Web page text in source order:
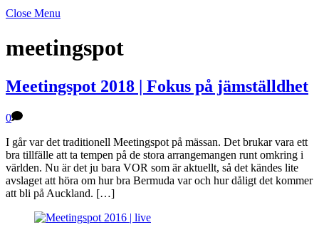
Close Menu
meetingspot
Meetingspot 2018 | Fokus på jämställdhet
0
I går var det traditionell Meetingspot på mässan. Det brukar vara ett
bra tillfälle att ta tempen på de stora arrangemangen runt omkring i
världen. Nu är det ju bara VOR som är aktuellt, så det kändes lite
avslaget att höra om hur bra Bermuda var och hur dåligt det kommer
att bli på Auckland. […]